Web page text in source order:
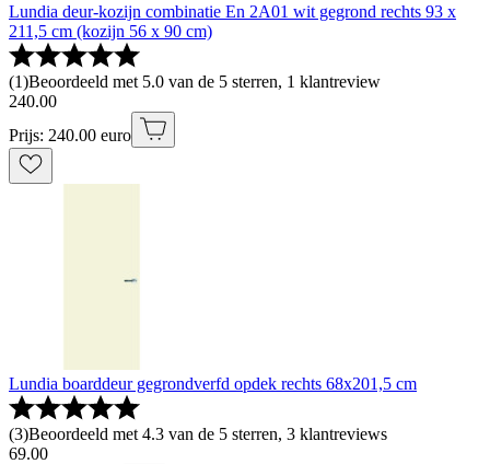
Lundia deur-kozijn combinatie En 2A01 wit gegrond rechts 93 x
211,5 cm (kozijn 56 x 90 cm)
(1)Beoordeeld met 5.0 van de 5 sterren, 1 klantreview
240.00
Prijs: 240.00 euro
Lundia boarddeur gegrondverfd opdek rechts 68x201,5 cm
(3)Beoordeeld met 4.3 van de 5 sterren, 3 klantreviews
69.00